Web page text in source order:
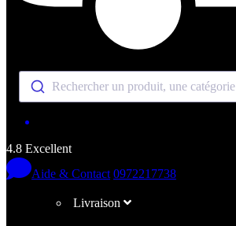
Rechercher un produit, une catégorie
4.8 Excellent
Aide & Contact 0972217738
Livraison